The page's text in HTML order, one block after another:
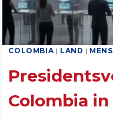
COLOMBIA | LAND |
Colombia in